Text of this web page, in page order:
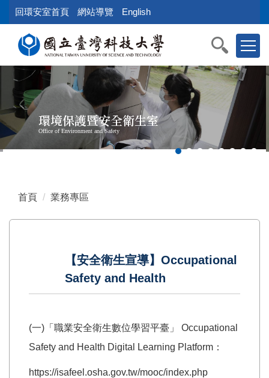
到
內
容
區
塊
回環安室首頁 網站導覽 English
環境保護暨安全衛生室
Office of Environment and Safety
首頁 業務專區
【安全衛生宣導】Occupational
Safety and Health
(一)「職業安全衛生數位學習平臺」 Occupational
Safety and Health Digital Learning Platform：
https://isafeel.osha.gov.tw/mooc/index.php